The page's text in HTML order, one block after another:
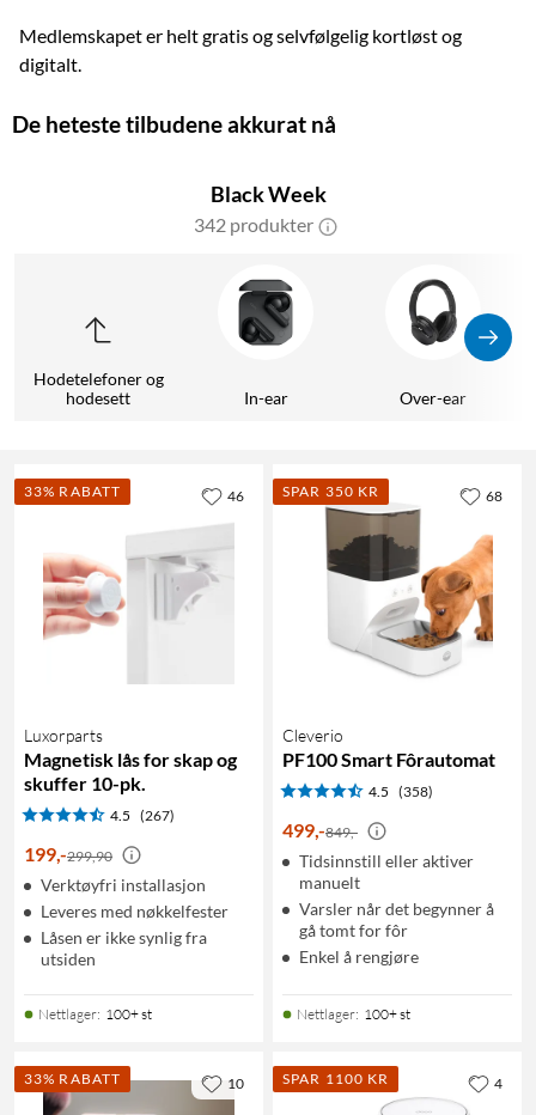
Medlemskapet er helt gratis og selvfølgelig kortløst og
digitalt.
De heteste tilbudene akkurat nå
Black Week
342 produkter
Hodetelefoner og
hodesett
In-ear Over-ear
33% RABATT
Luxorparts
Magnetisk lås for skap og
skuffer 10-pk.
4.5 (267)
199,-299,90
Verktøyfri installasjon
Leveres med nøkkelfester
Låsen er ikke synlig fra
utsiden
Nettlager: 100+ st
46 SPAR 350 KR
Cleverio
PF100 Smart Fôrautomat
4.5 (358)
499,-849,-
Tidsinnstill eller aktiver
manuelt
Varsler når det begynner å
gå tomt for fôr
Enkel å rengjøre
Nettlager: 100+ st
68
33% RABATT 10 SPAR 1100 KR 4